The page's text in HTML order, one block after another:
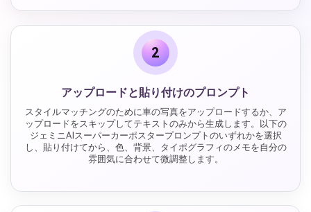
2
アップロードと貼り付けのプロンプト
スタイルマッチングのために車の写真をアップロードするか、ア
ップロードをスキップしてテキストのみから生成します。以下の
ジェミニAIスーパーカーポスタープロンプトのいずれかを選択
し、貼り付けてから、色、背景、タイポグラフィのメモを自分の
雰囲気に合わせて微調整します。